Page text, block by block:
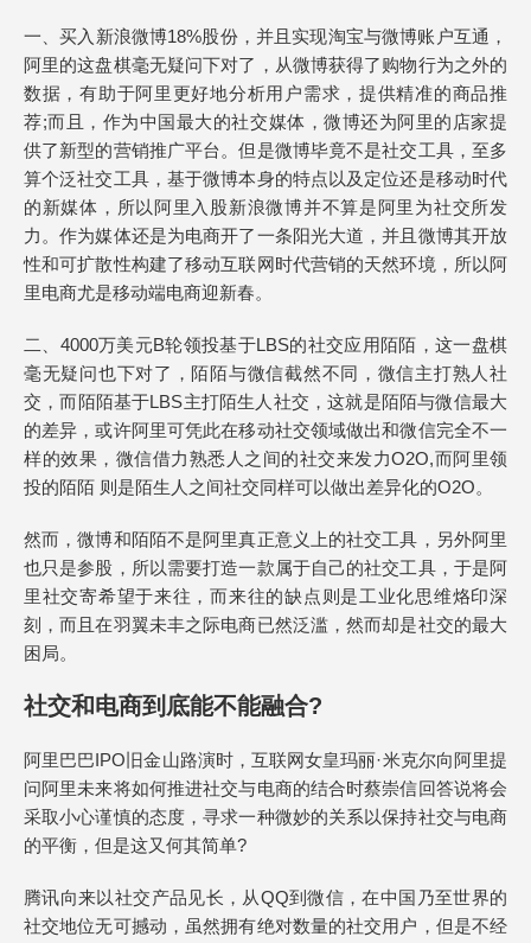
一、买入新浪微博18%股份，并且实现淘宝与微博账户互通，
阿里的这盘棋毫无疑问下对了，从微博获得了购物行为之外的
数据，有助于阿里更好地分析用户需求，提供精准的商品推
荐;而且，作为中国最大的社交媒体，微博还为阿里的店家提
供了新型的营销推广平台。但是微博毕竟不是社交工具，至多
算个泛社交工具，基于微博本身的特点以及定位还是移动时代
的新媒体，所以阿里入股新浪微博并不算是阿里为社交所发
力。作为媒体还是为电商开了一条阳光大道，并且微博其开放
性和可扩散性构建了移动互联网时代营销的天然环境，所以阿
里电商尤是移动端电商迎新春。
二、4000万美元B轮领投基于LBS的社交应用陌陌，这一盘棋
毫无疑问也下对了，陌陌与微信截然不同，微信主打熟人社
交，而陌陌基于LBS主打陌生人社交，这就是陌陌与微信最大
的差异，或许阿里可凭此在移动社交领域做出和微信完全不一
样的效果，微信借力熟悉人之间的社交来发力O2O,而阿里领
投的陌陌 则是陌生人之间社交同样可以做出差异化的O2O。
然而，微博和陌陌不是阿里真正意义上的社交工具，另外阿里
也只是参股，所以需要打造一款属于自己的社交工具，于是阿
里社交寄希望于来往，而来往的缺点则是工业化思维烙印深
刻，而且在羽翼未丰之际电商已然泛滥，然而却是社交的最大
困局。
社交和电商到底能不能融合?
阿里巴巴IPO旧金山路演时，互联网女皇玛丽·米克尔向阿里提
问阿里未来将如何推进社交与电商的结合时蔡崇信回答说将会
采取小心谨慎的态度，寻求一种微妙的关系以保持社交与电商
的平衡，但是这又何其简单?
腾讯向来以社交产品见长，从QQ到微信，在中国乃至世界的
社交地位无可撼动，虽然拥有绝对数量的社交用户，但是不经